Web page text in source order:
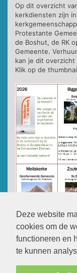
Deze website
cookies om de
functioneren en
te kunnen
Op dit overzicht
kerkdiensten zijn
Protestante
de Boshut, de RK
Gemeente.
kan je dit
Klik op de